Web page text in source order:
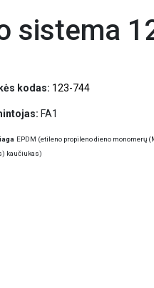
sistema
kodas: 123-744
FA1
EPDM (etileno propileno dieno monomerų
kaučiukas)